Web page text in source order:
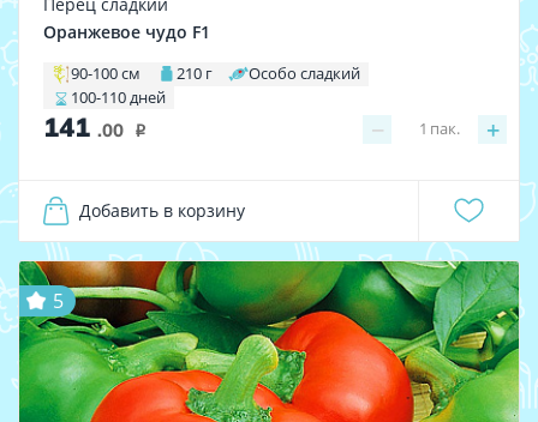
Оранжевое чудо F1
90-100 см 210 г
Особо сладкий
100-110 дней
141 .00 i − +
1 пак.
Добавить в корзину
5